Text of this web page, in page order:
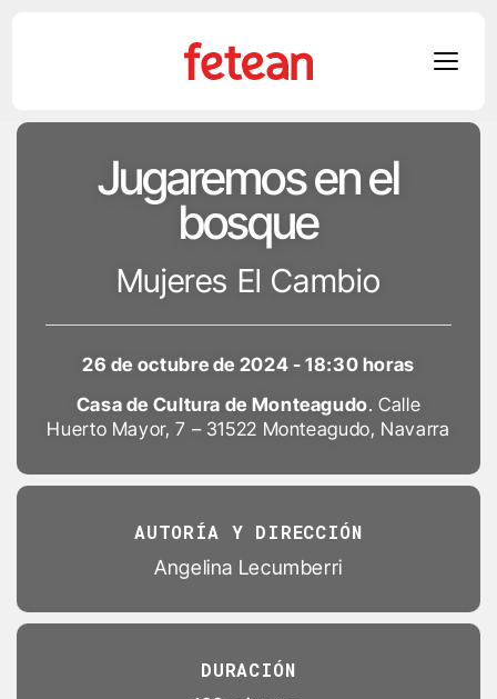
Skip
Jugaremos en el
bosque
Mujeres El Cambio
26 de octubre de 2024 - 18:30 horas
Casa de Cultura de Monteagudo. Calle
Huerto Mayor, 7 – 31522 Monteagudo, Navarra
AUTORÍA Y DIRECCIÓN
Angelina Lecumberri
DURACIÓN